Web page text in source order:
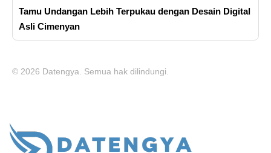
Tamu Undangan Lebih Terpukau dengan Desain Digital
Asli Cimenyan
© 2026 Datengya. Semua hak dilindungi.